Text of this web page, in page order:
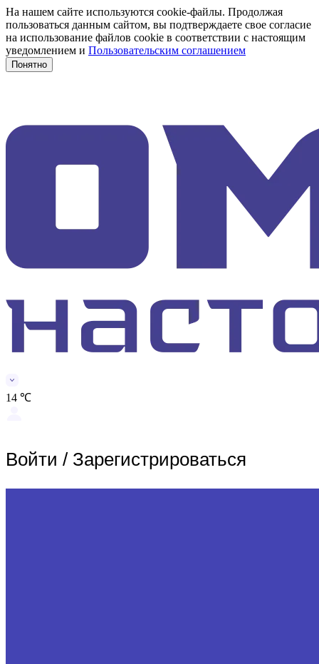
На нашем сайте используются cookie-файлы. Продолжая
пользоваться данным сайтом, вы подтверждаете свое согласие
на использование файлов cookie в соответствии с настоящим
уведомлением и Пользовательским соглашением
Понятно
14 ℃
Войти / Зарегистрироваться